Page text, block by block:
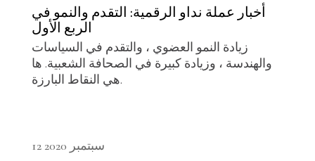
أخبار عملة نداو الرقمية: التقدم والنمو في
الربع الأول
زيادة النمو العضوي ، والتقدم في السياسات
والهندسة ، وزيادة كبيرة في الصحافة الشعبية. ها
هي النقاط البارزة.
12 سبتمبر 2020